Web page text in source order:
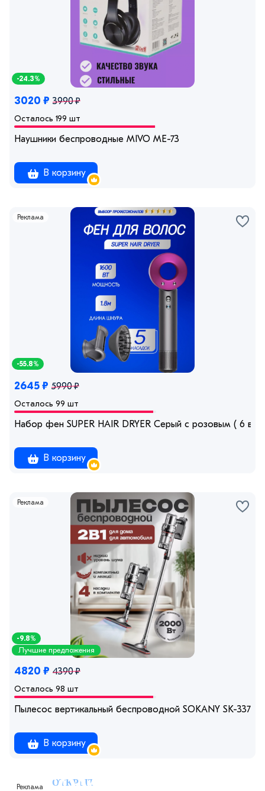
-24.3%
3020 ₽ 3990 ₽
Осталось 199 шт
Наушники беспроводные MIVO ME-73
В корзину
Реклама
-55.8%
2645 ₽ 5990 ₽
Осталось 99 шт
Набор фен SUPER HAIR DRYER Серый с розовым ( 6 в 1)
В корзину
Реклама
-9.8%
Лучшие предложения
4820 ₽ 4390 ₽
Осталось 98 шт
Пылесос вертикальный беспроводной SOKANY SK-3377
В корзину
Реклама